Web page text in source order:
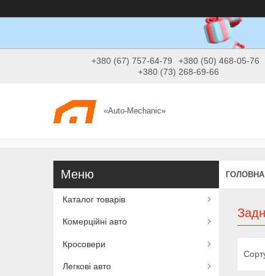
+380 (67) 757-64-79
+380 (50) 468-05-76
+380 (73) 268-69-66
«Auto-Mechanic»
ГОЛОВНА
Каталог товарів
Комерційні авто
Кросовери
Легкові авто